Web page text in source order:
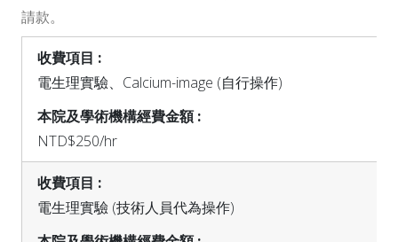
請款。
電生理實驗、Calcium-image (自行操作)
NTD$250/hr
電生理實驗 (技術人員代為操作)